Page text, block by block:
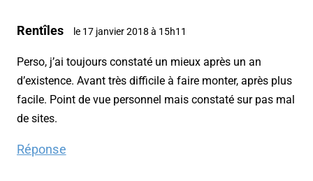
Rentîles le 17 janvier 2018 à 15h11
Perso, j’ai toujours constaté un mieux après un an
d’existence. Avant très difficile à faire monter, après plus
facile. Point de vue personnel mais constaté sur pas mal
de sites.
Réponse